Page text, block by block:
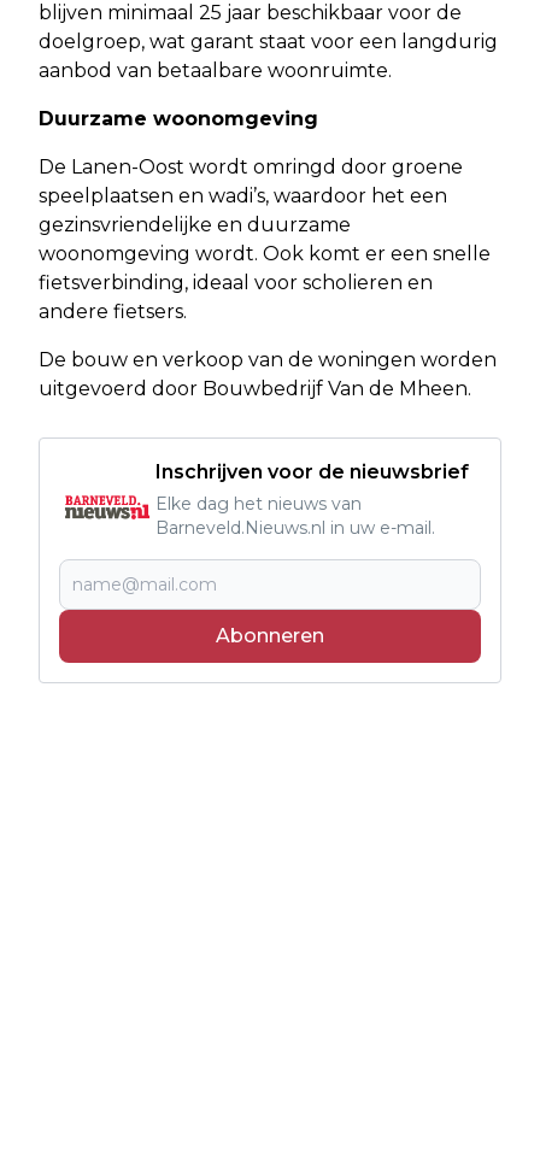
blijven minimaal 25 jaar beschikbaar voor de
doelgroep, wat garant staat voor een langdurig
aanbod van betaalbare woonruimte.
Duurzame woonomgeving
De Lanen-Oost wordt omringd door groene
speelplaatsen en wadi’s, waardoor het een
gezinsvriendelijke en duurzame
woonomgeving wordt. Ook komt er een snelle
fietsverbinding, ideaal voor scholieren en
andere fietsers.
De bouw en verkoop van de woningen worden
uitgevoerd door Bouwbedrijf Van de Mheen.
Inschrijven voor de nieuwsbrief
Elke dag het nieuws van
Barneveld.Nieuws.nl in uw e-mail.
Abonneren